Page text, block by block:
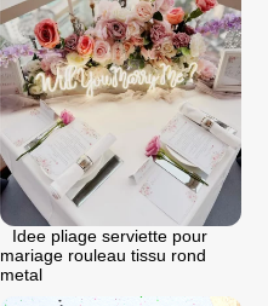
Idee pliage serviette pour
mariage rouleau tissu rond
metal